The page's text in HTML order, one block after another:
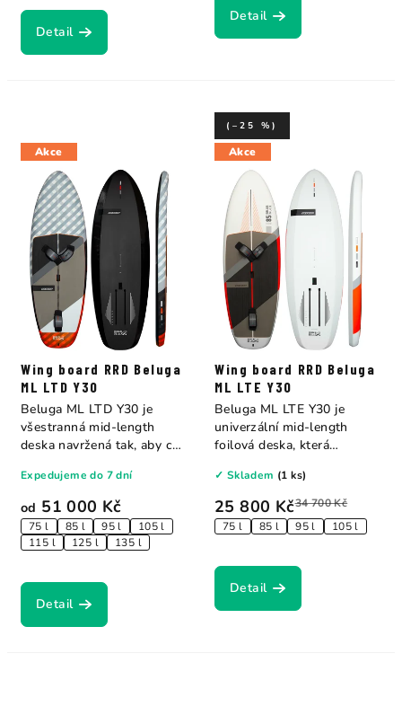
Detail
Detail
Akce
Wing board RRD Beluga
ML LTD Y30
od 51 000 Kč
75 l 85 l 95 l
105 l
115 l
125 l 135 l
Expedujeme do 7 dní
Detail
Beluga ML LTD Y30 je
všestranná mid‐length
deska navržená tak, aby co
Akce
Wing board RRD Beluga
ML LTE Y30
25 800 Kč34 700 Kč
(–25 %)
75 l 85 l 95 l 105 l
✓ Skladem (1 ks)
Detail
Beluga ML LTE Y30 je
univerzální mid‐length
foilová deska, která